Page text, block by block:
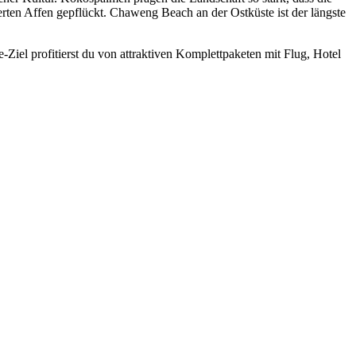
Affen gepflückt. Chaweng Beach an der Ostküste ist der längste
Ziel profitierst du von attraktiven Komplettpaketen mit Flug, Hotel